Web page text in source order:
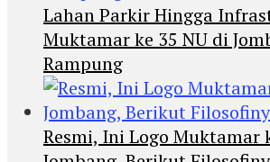
Lahan Parkir Hingga
Muktamar ke 35 NU di
Rampung
Resmi, Ini Logo Muktamar